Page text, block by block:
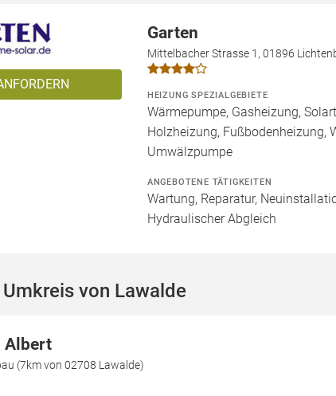
Garten
Mittelbacher Strasse 1, 01896
HEIZUNG SPEZIALGEBIETE
Wärmepumpe, Gasheizung,
Holzheizung, Fußbodenheizung,
Umwälzpumpe
ANGEBOTENE TÄTIGKEITEN
Wartung, Reparatur,
Hydraulischer Abgleich
von Lawalde
Albert
(7km von 02708 Lawalde)